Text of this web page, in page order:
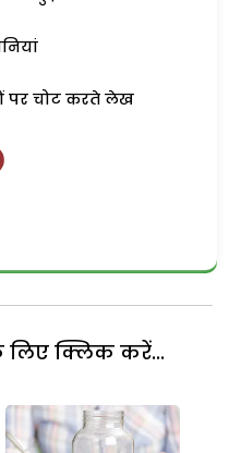
पर चोट करते लेख
लिए क्लिक करें...